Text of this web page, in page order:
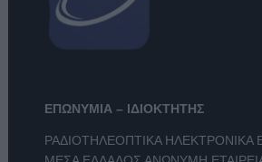
ΕΠΩΝΥΜΙΑ – ΙΔΙΟΚΤΗΤΗΣ
ΡΑΔΙΟΤΗΛΕΟΠΤΙΚΑ ΗΛΕΚΤΡΟΝΙΚΑ